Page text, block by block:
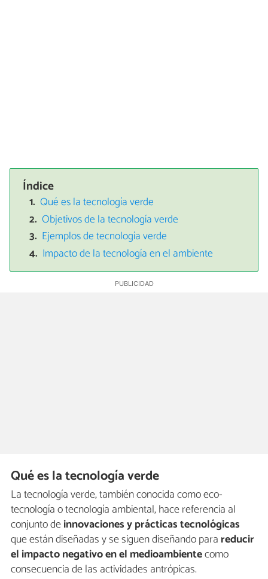
Índice
Qué es la tecnología verde
Objetivos de la tecnología verde
Ejemplos de tecnología verde
Impacto de la tecnología en el ambiente
Qué es la tecnología verde
La tecnología verde, también conocida como eco-
tecnología o tecnología ambiental, hace referencia al
conjunto deinnovaciones y prácticas tecnológicas
que están diseñadas y se siguen diseñando para reducir
el impacto negativo en el medioambientecomo
consecuencia de las actividades antrópicas.